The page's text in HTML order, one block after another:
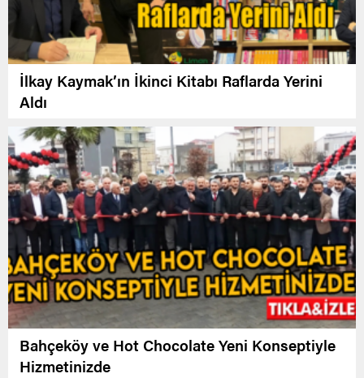
İlkay Kaymak’ın İkinci Kitabı Raflarda Yerini
Aldı
Bahçeköy ve Hot Chocolate Yeni Konseptiyle
Hizmetinizde